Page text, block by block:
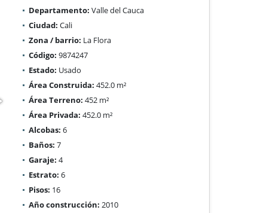
Departamento: Valle del Cauca
Ciudad: Cali
Zona / barrio: La Flora
Código: 9874247
Estado: Usado
Área Construida: 452.0 m²
Área Terreno: 452 m²
Área Privada: 452.0 m²
Alcobas: 6
Baños: 7
Garaje: 4
Estrato: 6
Pisos: 16
Año construcción: 2010